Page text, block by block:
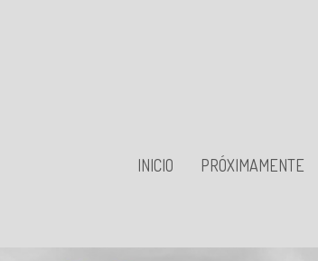
INICIO PRÓXIMAMENTE